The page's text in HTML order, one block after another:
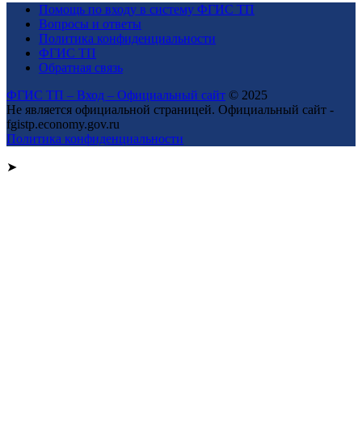
Помощь по входу в систему ФГИС ТП
Вопросы и ответы
Политика конфиденциальности
ФГИС ТП
Обратная связь
ФГИС ТП – Вход – Официальный сайт © 2025
Не является официальной страницей. Официальный сайт -
fgistp.economy.gov.ru
Политика конфиденциальности
➤